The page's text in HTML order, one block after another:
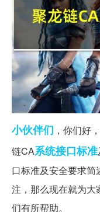
小伙伴们 ，你们好
链CA系统接口标准
口标准及安全要求
注，那么现在就为
们有所帮助。